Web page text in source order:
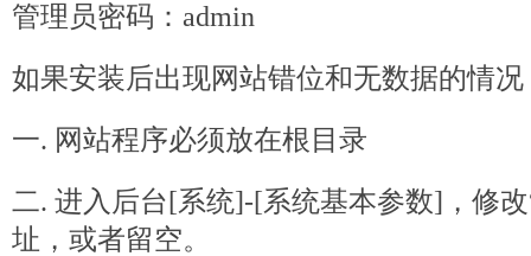
管理员密码：admin
如果安装后出现网站错位和无数据的情
一. 网站程序必须放在根目录
二. 进入后台[系统]-[系统基本参数]，修
址，或者留空。